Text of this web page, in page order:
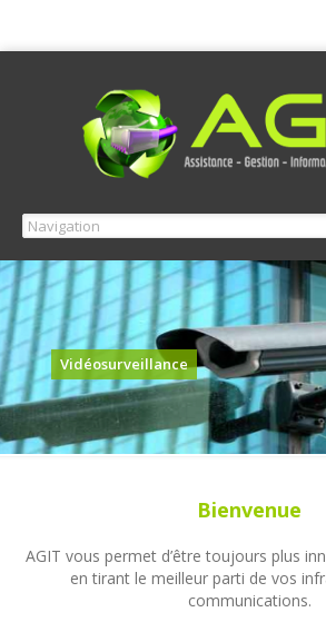
Vidéosurveillance
Bienvenue
AGIT vous permet d’être toujours plus
en tirant le meilleur parti de vos
communications.